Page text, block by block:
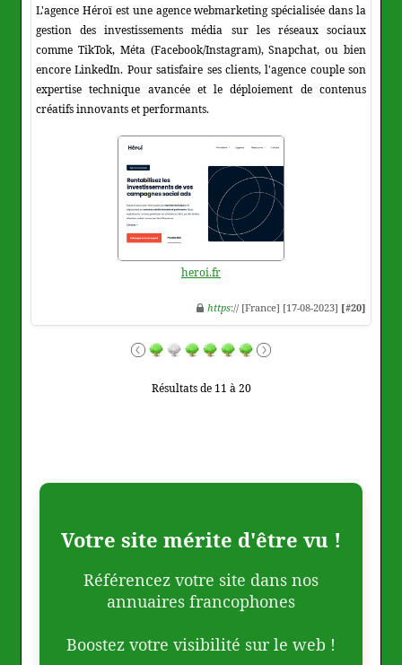
L'agence Héroï est une agence webmarketing spécialisée dans la
gestion des investissements média sur les réseaux sociaux
comme TikTok, Méta (Facebook/Instagram), Snapchat, ou bien
encore LinkedIn. Pour satisfaire ses clients, l'agence couple son
expertise technique avancée et le déploiement de contenus
créatifs innovants et performants.
heroi.fr
https:// [France] [17-08-2023] [#20]
Résultats de 11 à 20
Votre site mérite d'être vu !
Référencez votre site dans nos
annuaires francophones
Boostez votre visibilité sur le web !